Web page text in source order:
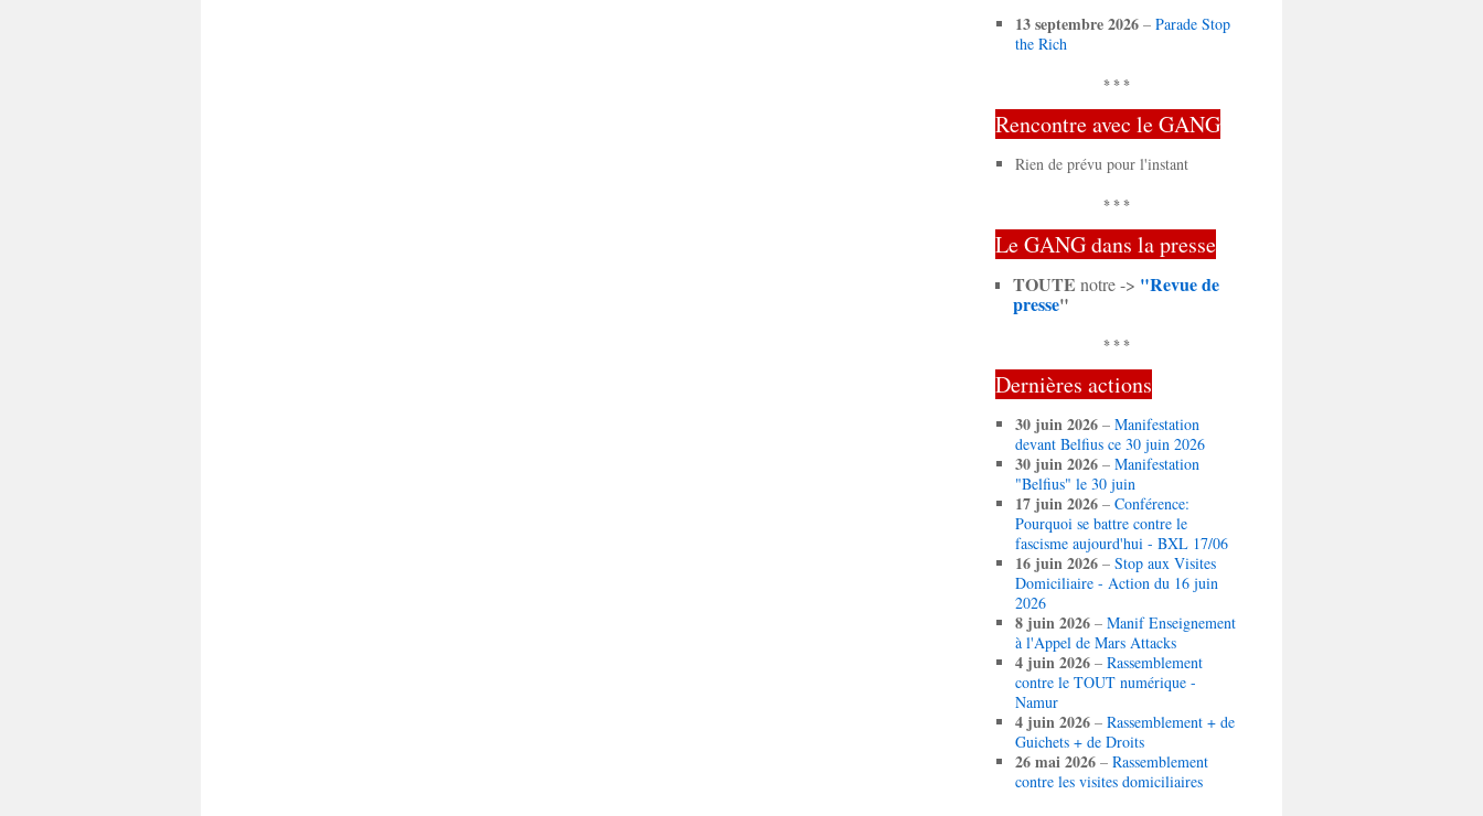
13 septembre 2026 –Parade Stop
the Rich
* * *
Rencontre avec le GANG
Rien de prévu pour l'instant
* * *
Le GANG dans la presse
TOUTE notre -> "Revue de
presse"
* * *
Dernières actions
30 juin 2026 –Manifestation
devant Belfius ce 30 juin 2026
30 juin 2026 –Manifestation
"Belfius" le 30 juin
17 juin 2026 –Conférence:
Pourquoi se battre contre le
fascisme aujourd'hui - BXL 17/06
16 juin 2026 –Stop aux Visites
Domiciliaire - Action du 16 juin
2026
8 juin 2026 –Manif Enseignement
à l'Appel de Mars Attacks
4 juin 2026 –Rassemblement
contre le TOUT numérique -
Namur
4 juin 2026 –Rassemblement + de
Guichets + de Droits
26 mai 2026 –Rassemblement
contre les visites domiciliaires